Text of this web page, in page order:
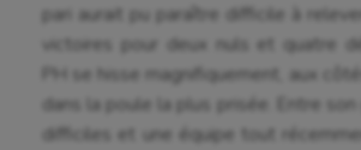
pari aurait pu paraître difficile à
victoires pour deux nuls et quatre
PH se hisse magnifiquement, aux
dans la poule la plus prisée. Entre
difficiles et une équipe tout